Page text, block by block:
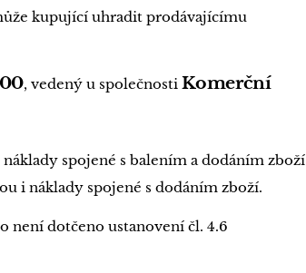
kupující uhradit prodávajícímu
, vedený u společnostiKomerční
spojené s balením a dodáním zboží
i náklady spojené s dodáním zboží.
není dotčeno ustanovení čl. 4.6